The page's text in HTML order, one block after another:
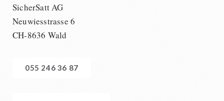
SicherSatt AG
Neuwiesstrasse 6
CH-8636 Wald
055 246 36 87